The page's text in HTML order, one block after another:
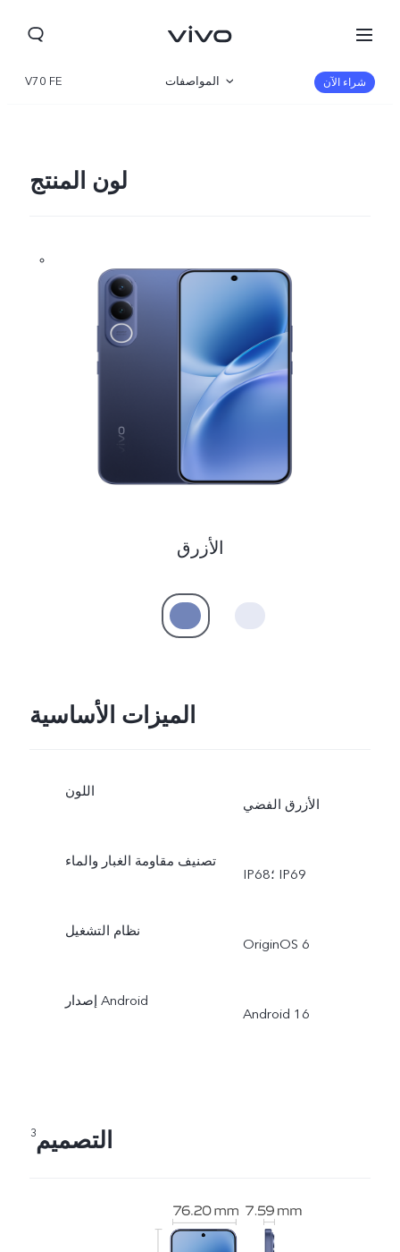
Egypt | حدد البلد/المنطقة
V70 FE المواصفات شراء الآن
لون المنتج
الأزرق
الميزات الأساسية
اللون
الأزرق الفضي
تصنيف مقاومة الغبار والماء
IP68؛ IP69
نظام التشغيل
OriginOS 6
إصدار Android
Android 16
التصميم3